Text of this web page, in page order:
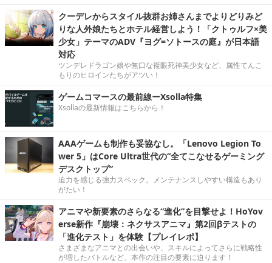
クーデレからスタイル抜群お姉さんまでよりどりみど
りな人外娘たちとホテル経営しよう！「クトゥルフ×美
少女」テーマのADV『ヨグ=ソトースの庭』が日本語
対応
ツンデレドラゴン娘や無口な複眼死神美少女など、属性てんこ
もりのヒロインたちがアツい！
ゲームコマースの最前線ーXsolla特集
Xsollaの最新情報はこちらから！
AAAゲームも制作も妥協なし。「Lenovo Legion To
wer 5」はCore Ultra世代の“全てこなせるゲーミング
デスクトップ”
迫力を感じる強力スペック。メンテナンスしやすい構造もあり
がたい！
アニマや新要素のさらなる“進化”を目撃せよ！HoYov
erse新作『崩壊：ネクサスアニマ』第2回βテストの
「進化テスト」を体験【プレイレポ】
さまざまなアニマとの出会いや、スキルによってさらに戦略性
が増したバトルなど、本作の注目の要素に迫ります！